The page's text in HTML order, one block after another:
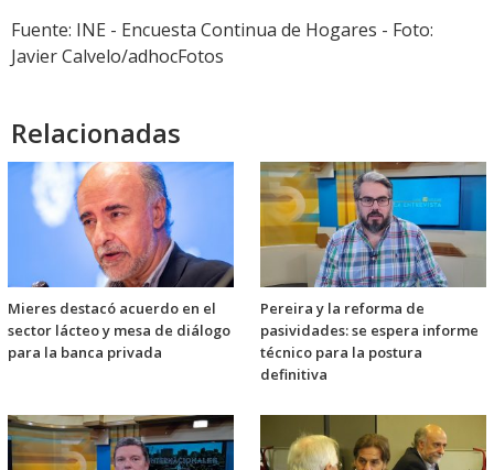
Fuente: INE - Encuesta Continua de Hogares - Foto:
Javier Calvelo/adhocFotos
Relacionadas
Mieres destacó acuerdo en el
sector lácteo y mesa de diálogo
para la banca privada
Pereira y la reforma de
pasividades: se espera informe
técnico para la postura
definitiva